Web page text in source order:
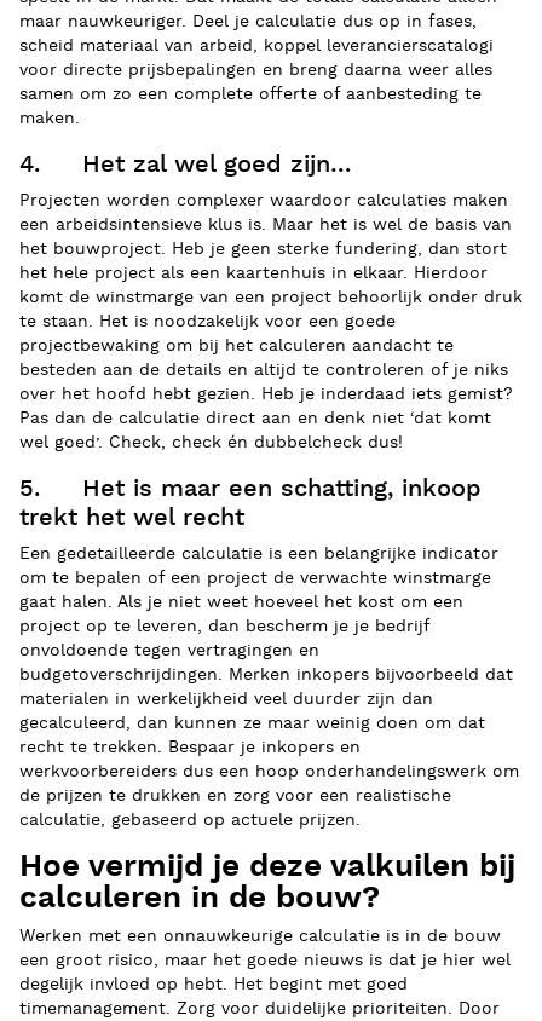
maar nauwkeuriger. Deel je calculatie dus op in fases,
scheid materiaal van arbeid, koppel leverancierscatalogi
voor directe prijsbepalingen en breng daarna weer alles
samen om zo een complete offerte of aanbesteding te
maken.
4. Het zal wel goed zijn…
Projecten worden complexer waardoor calculaties maken
een arbeidsintensieve klus is. Maar het is wel de basis van
het bouwproject. Heb je geen sterke fundering, dan stort
het hele project als een kaartenhuis in elkaar. Hierdoor
komt de winstmarge van een project behoorlijk onder druk
te staan. Het is noodzakelijk voor een goede
projectbewaking om bij het calculeren aandacht te
besteden aan de details en altijd te controleren of je niks
over het hoofd hebt gezien. Heb je inderdaad iets gemist?
Pas dan de calculatie direct aan en denk niet ‘dat komt
wel goed’. Check, check én dubbelcheck dus!
5. Het is maar een schatting, inkoop
trekt het wel recht
Een gedetailleerde calculatie is een belangrijke indicator
om te bepalen of een project de verwachte winstmarge
gaat halen. Als je niet weet hoeveel het kost om een
project op te leveren, dan bescherm je je bedrijf
onvoldoende tegen vertragingen en
budgetoverschrijdingen. Merken inkopers bijvoorbeeld dat
materialen in werkelijkheid veel duurder zijn dan
gecalculeerd, dan kunnen ze maar weinig doen om dat
recht te trekken. Bespaar je inkopers en
werkvoorbereiders dus een hoop onderhandelingswerk om
de prijzen te drukken en zorg voor een realistische
calculatie, gebaseerd op actuele prijzen.
Hoe vermijd je deze valkuilen bij
calculeren in de bouw?
Werken met een onnauwkeurige calculatie is in de bouw
een groot risico, maar het goede nieuws is dat je hier wel
degelijk invloed op hebt. Het begint met goed
timemanagement. Zorg voor duidelijke prioriteiten. Door